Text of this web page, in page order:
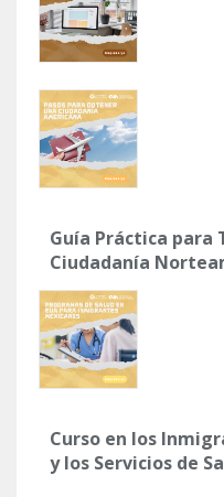
Guía Práctica para
Ciudadanía
Curso en los
y los Servicios de